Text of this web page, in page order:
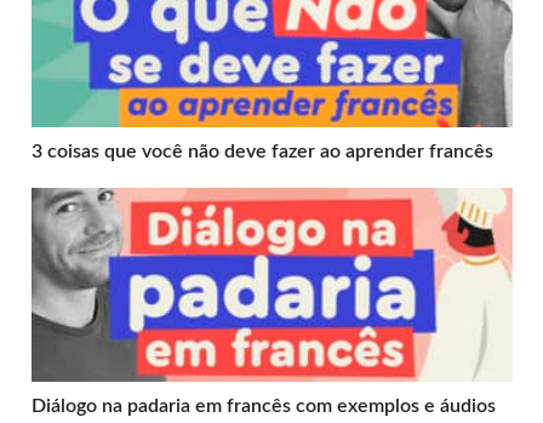
3 coisas que você não deve fazer ao aprender francês
Diálogo na padaria em francês com exemplos e áudios
Diálogo na padaria em francês com exemplos e áudios